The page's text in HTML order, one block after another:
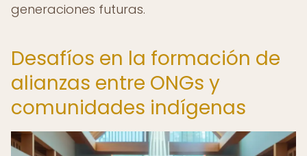
generaciones futuras.
Desafíos en la formación de
alianzas entre ONGs y
comunidades indígenas